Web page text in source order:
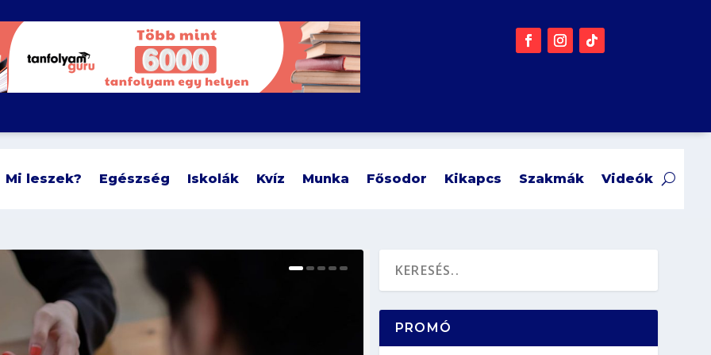
Mi leszek? Egészség Iskolák Kvíz Munka Fősodor Kikapcs Szakmák Videók
PROMÓ